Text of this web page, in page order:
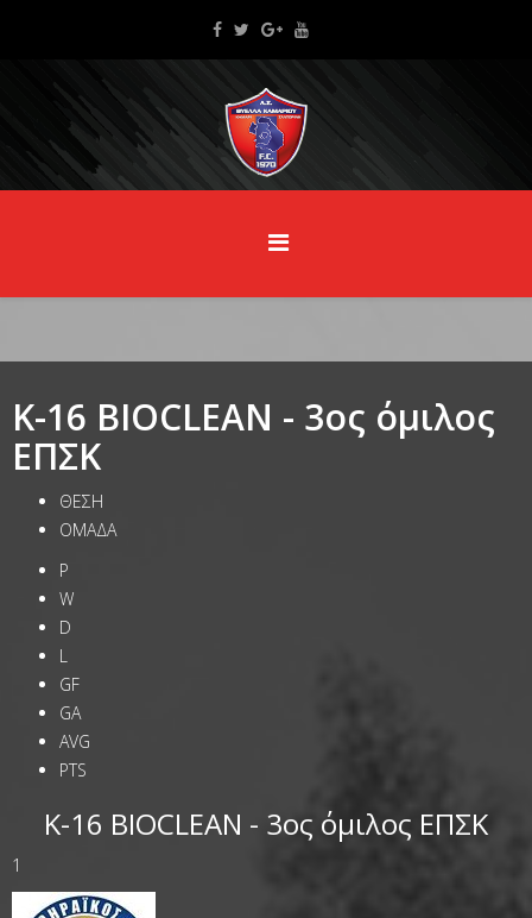
Κ-16 BIOCLEAN - 3oς όμιλος
ΕΠΣΚ
ΘΕΣΗ
ΟΜΑΔΑ
P
W
D
L
GF
GA
AVG
PTS
Κ-16 BIOCLEAN - 3oς όμιλος ΕΠΣΚ
1